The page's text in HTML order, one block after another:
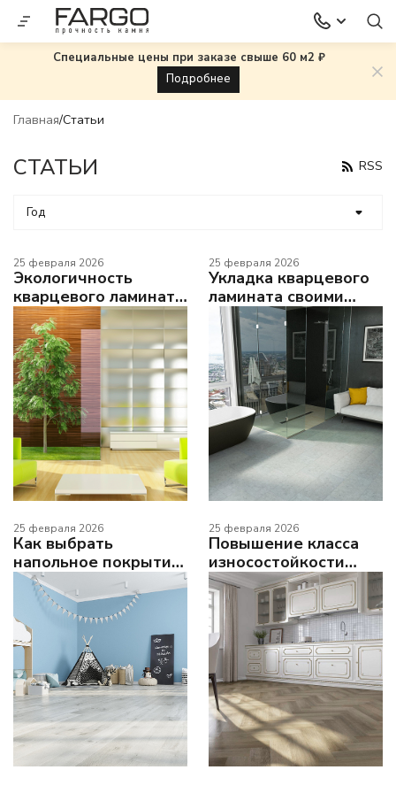
Специальные цены при заказе свыше 60 м2 ₽
Подробнее
Главная Статьи
СТАТЬИ RSS
Год
25 февраля 2026
Экологичность
кварцевого ламината
Fargo: безопасность
для всей семьи
25 февраля 2026
Укладка кварцевого
ламината своими
руками: пошаговое
руководство
25 февраля 2026
Как выбрать
напольное покрытие:
от классов до комнат
25 февраля 2026
Повышение класса
износостойкости
FARGO Parquet до
33/42